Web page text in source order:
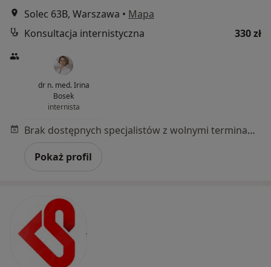
Solec 63B, Warszawa • Mapa
Konsultacja internistyczna
330 zł
dr n. med. Irina
Bosek
internista
Brak dostępnych specjalistów z wolnymi terminami w tym centrum medycznym.
Pokaż profil